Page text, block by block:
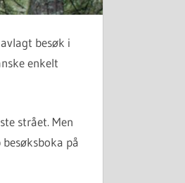
besøk i
enkelt
strået. Men
på